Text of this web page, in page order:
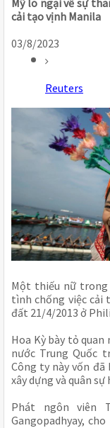
Mỹ lo ngại về sự
cải tạo vịnh Manila
03/8/2023
Reuters
Một thiếu nữ
tình chống việc cải
đất 21/4/2013 ở
Hoa Kỳ bày tỏ
nước Trung Quốc
Công ty này vốn đã
xây dựng và quân
Phát ngôn viên
Gangopadhyay,